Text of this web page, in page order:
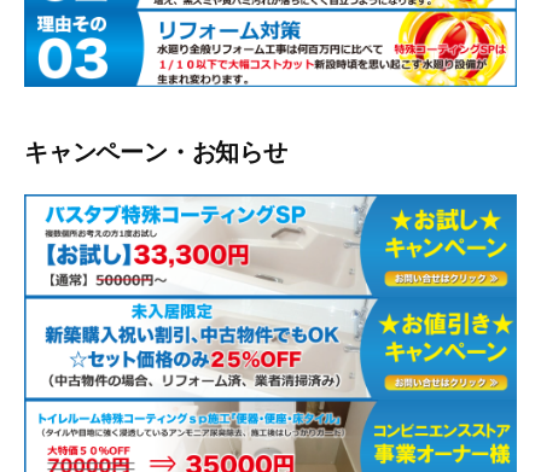
キャンペーン・お知らせ